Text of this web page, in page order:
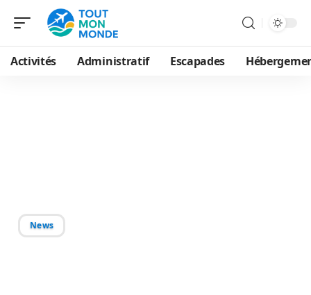
Activités Administratif Escapades
News